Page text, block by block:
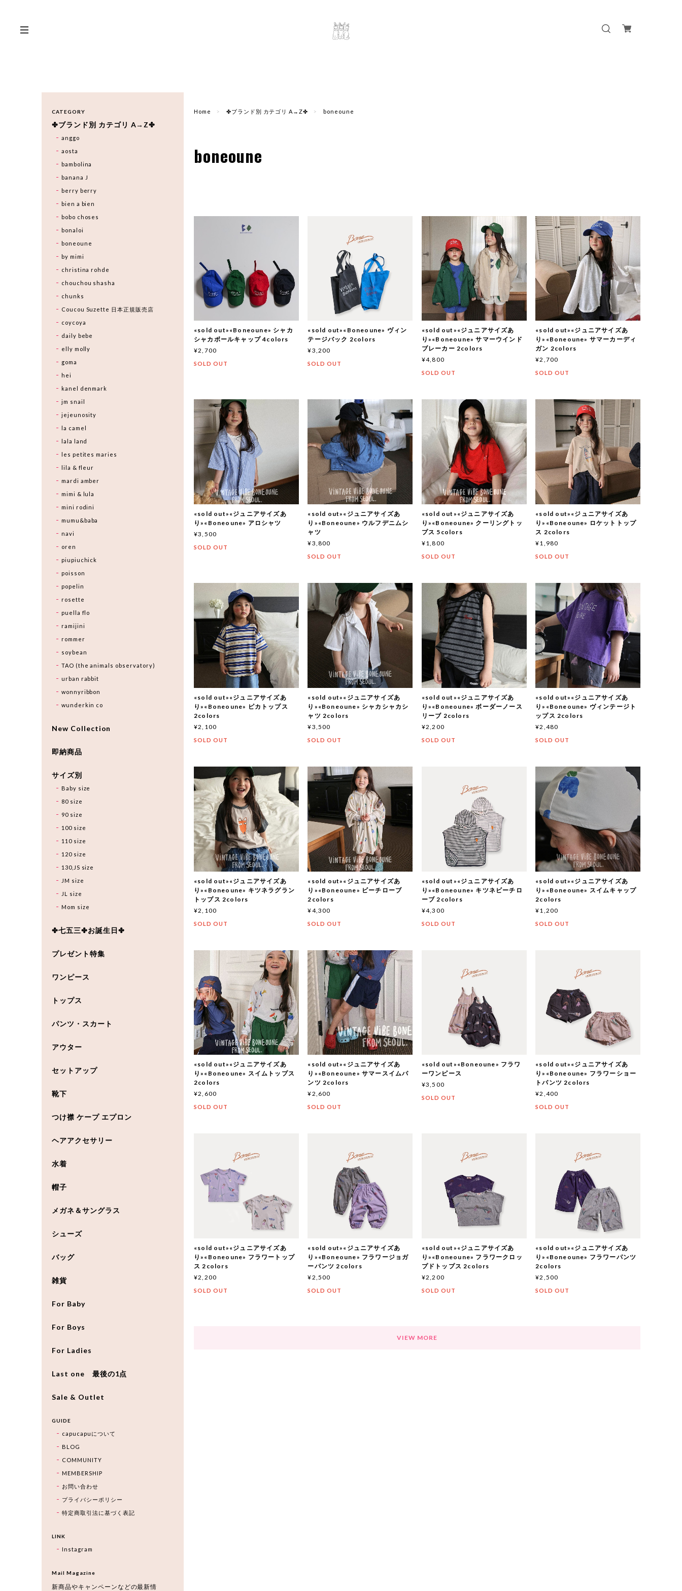
Home ✤ブランド別 カテゴリ A→Z✤ boneoune
boneoune
«sold out»«Boneoune» シャカ
シャカボールキャップ 4colors
¥2,700
SOLD OUT
«sold out»«Boneoune» ヴィン
テージバック 2colors
¥3,200
SOLD OUT
«sold out»«ジュニアサイズあ
り»«Boneoune» サマーウインド
ブレーカー 2colors
¥4,800
SOLD OUT
«sold out»«ジュニアサイズあ
り»«Boneoune» サマーカーディ
ガン 2colors
¥2,700
SOLD OUT
«sold out»«ジュニアサイズあ
り»«Boneoune» アロシャツ
¥3,500
SOLD OUT
«sold out»«ジュニアサイズあ
り»«Boneoune» ウルフデニムシ
ャツ
¥3,800
SOLD OUT
«sold out»«ジュニアサイズあ
り»«Boneoune» クーリングトッ
プス 5colors
¥1,800
SOLD OUT
«sold out»«ジュニアサイズあ
り»«Boneoune» ロケットトップ
ス 2colors
¥1,980
SOLD OUT
«sold out»«ジュニアサイズあ
り»«Boneoune» ピカトップス
2colors
¥2,100
SOLD OUT
«sold out»«ジュニアサイズあ
り»«Boneoune» シャカシャカシ
ャツ 2colors
¥3,500
SOLD OUT
«sold out»«ジュニアサイズあ
り»«Boneoune» ボーダーノース
リーブ 2colors
¥2,200
SOLD OUT
«sold out»«ジュニアサイズあ
り»«Boneoune» ヴィンテージト
ップス 2colors
¥2,480
SOLD OUT
«sold out»«ジュニアサイズあ
り»«Boneoune» キツネラグラン
トップス 2colors
¥2,100
SOLD OUT
«sold out»«ジュニアサイズあ
り»«Boneoune» ビーチローブ
2colors
¥4,300
SOLD OUT
«sold out»«ジュニアサイズあ
り»«Boneoune» キツネビーチロ
ーブ 2colors
¥4,300
SOLD OUT
«sold out»«ジュニアサイズあ
り»«Boneoune» スイムキャップ
2colors
¥1,200
SOLD OUT
«sold out»«ジュニアサイズあ
り»«Boneoune» スイムトップス
2colors
¥2,600
SOLD OUT
«sold out»«ジュニアサイズあ
り»«Boneoune» サマースイムパ
ンツ 2colors
¥2,600
SOLD OUT
«sold out»«Boneoune» フラワ
ーワンピース
¥3,500
SOLD OUT
«sold out»«ジュニアサイズあ
り»«Boneoune» フラワーショー
トパンツ 2colors
¥2,400
SOLD OUT
«sold out»«ジュニアサイズあ
り»«Boneoune» フラワートップ
ス 2colors
¥2,200
SOLD OUT
«sold out»«ジュニアサイズあ
り»«Boneoune» フラワージョガ
ーパンツ 2colors
¥2,500
SOLD OUT
«sold out»«ジュニアサイズあ
り»«Boneoune» フラワークロッ
プドトップス 2colors
¥2,200
SOLD OUT
«sold out»«ジュニアサイズあ
り»«Boneoune» フラワーパンツ
2colors
¥2,500
SOLD OUT
VIEW MORE
CATEGORY
✤ブランド別 カテゴリ A→Z✤
anggo
aosta
bambolina
banana J
berry berry
bien a bien
bobo choses
bonaloi
boneoune
by mimi
christina rohde
chouchou shasha
chunks
Coucou Suzette 日本正規販売店
coycoya
daily bebe
elly molly
goma
hei
kanel denmark
jm snail
jejeunosity
la camel
lala land
les petites maries
lila & fleur
mardi amber
mimi & lula
mini rodini
mumu&baba
navi
oren
piupiuchick
poisson
popelin
rosette
puella flo
ramijini
rommer
soybean
TAO (the animals observatory)
urban rabbit
wonnyribbon
wunderkin co
New Collection
即納商品
サイズ別
Baby size
80 size
90 size
100 size
110 size
120 size
130,JS size
JM size
JL size
Mom size
✤七五三✤お誕生日✤
プレゼント特集
ワンピース
トップス
パンツ・スカート
アウター
セットアップ
靴下
つけ襟 ケープ エプロン
ヘアアクセサリー
水着
帽子
メガネ＆サングラス
シューズ
バッグ
雑貨
For Baby
For Boys
For Ladies
Last one 最後の1点
Sale & Outlet
GUIDE
capucapuについて
BLOG
COMMUNITY
MEMBERSHIP
お問い合わせ
プライバシーポリシー
特定商取引法に基づく表記
LINK
Instagram
Mail Magazine
新商品やキャンペーンなどの最新情